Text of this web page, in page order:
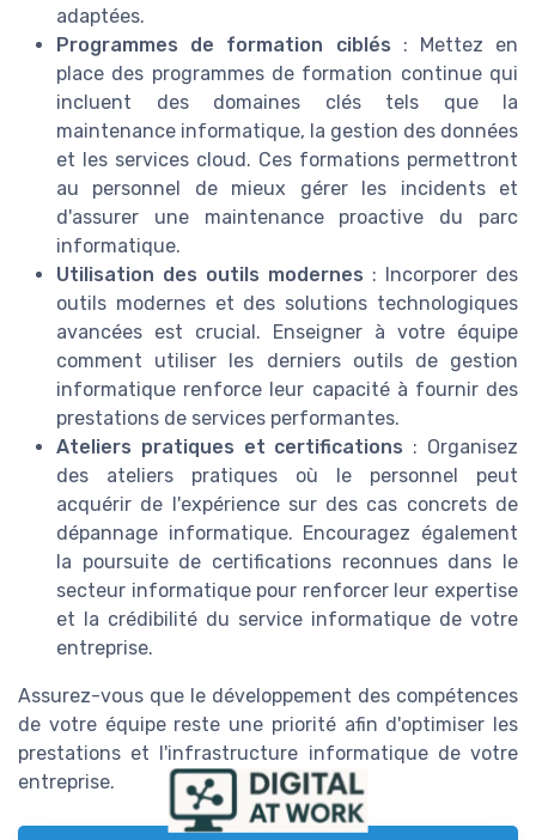
adaptées.
Programmes de formation ciblés : Mettez en
place des programmes de formation continue qui
incluent des domaines clés tels que la
maintenance informatique, la gestion des données
et les services cloud. Ces formations permettront
au personnel de mieux gérer les incidents et
d'assurer une maintenance proactive du parc
informatique.
Utilisation des outils modernes : Incorporer des
outils modernes et des solutions technologiques
avancées est crucial. Enseigner à votre équipe
comment utiliser les derniers outils de gestion
informatique renforce leur capacité à fournir des
prestations de services performantes.
Ateliers pratiques et certifications : Organisez
des ateliers pratiques où le personnel peut
acquérir de l'expérience sur des cas concrets de
dépannage informatique. Encouragez également
la poursuite de certifications reconnues dans le
secteur informatique pour renforcer leur expertise
et la crédibilité du service informatique de votre
entreprise.
Assurez-vous que le développement des compétences
de votre équipe reste une priorité afin d'optimiser les
prestations et l'infrastructure informatique de votre
entreprise.